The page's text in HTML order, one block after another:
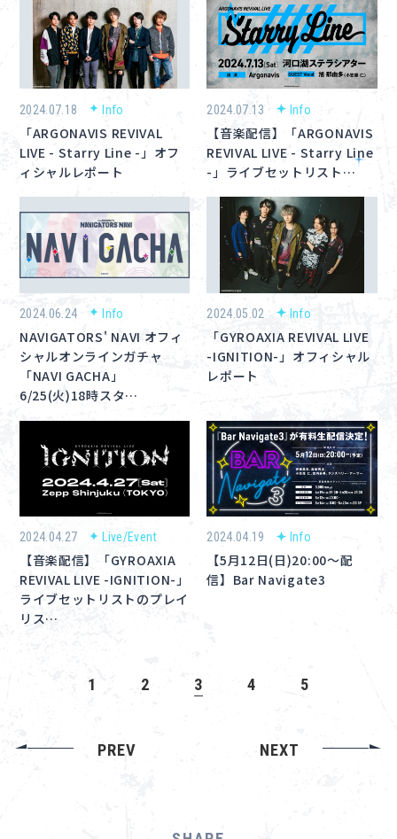
2024.07.18 Info
「ARGONAVIS REVIVAL
LIVE - Starry Line -」オフ
ィシャルレポート
2024.07.13 Info
【音楽配信】「ARGONAVIS
REVIVAL LIVE - Starry Line
-」ライブセットリスト…
2024.06.24 Info
NAVIGATORS' NAVI オフィ
シャルオンラインガチャ
「NAVI GACHA」
6/25(火)18時スタ…
2024.05.02 Info
「GYROAXIA REVIVAL LIVE
-IGNITION-」オフィシャル
レポート
2024.04.27 Live/Event
【音楽配信】「GYROAXIA
REVIVAL LIVE -IGNITION-」
ライブセットリストのプレイ
リス…
2024.04.19 Info
【5月12日(日)20:00～配
信】Bar Navigate3
PREV
1 2 3 4 5
NEXT